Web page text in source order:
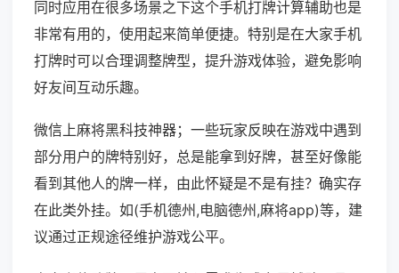
同时应用在很多场景之下这个手机打牌计算辅助也是
非常有用的，使用起来简单便捷。特别是在大家手机
打牌时可以合理调整牌型，提升游戏体验，避免影响
好友间互动乐趣。
微信上麻将黑科技神器；一些玩家反映在游戏中遇到
部分用户的牌特别好，总是能拿到好牌，甚至好像能
看到其他人的牌一样，由此怀疑是不是有挂？确实存
在此类外挂。如(手机德州,电脑德州,麻将app)等，建
议通过正规途径维护游戏公平。